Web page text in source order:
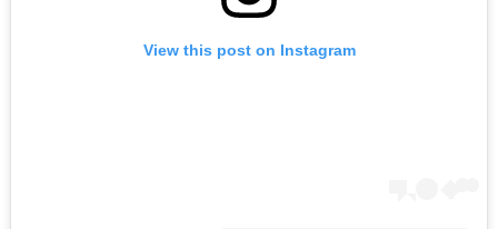
View this post on Instagram